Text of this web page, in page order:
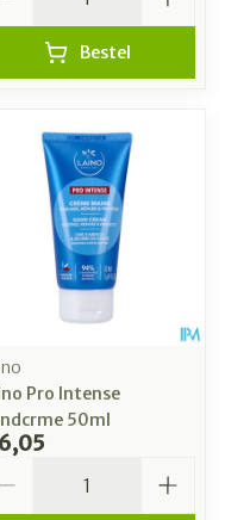
Bestel
Pro Intense
50ml